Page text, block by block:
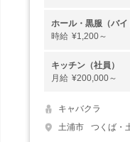
ホール・黒服（バイ
時給 ¥1,200～
キッチン（社員）
月給 ¥200,000～
キャバクラ
土浦市
つくば・